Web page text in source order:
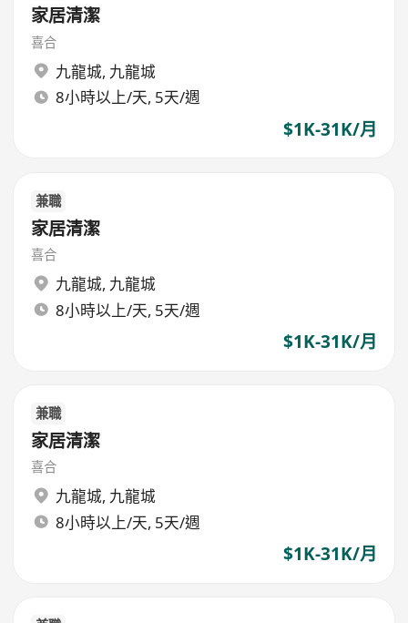
家居清潔
喜合
九龍城, 九龍城
8小時以上/天, 5天/週
$1K-31K/月
兼職
家居清潔
喜合
九龍城, 九龍城
8小時以上/天, 5天/週
$1K-31K/月
兼職
家居清潔
喜合
九龍城, 九龍城
8小時以上/天, 5天/週
$1K-31K/月